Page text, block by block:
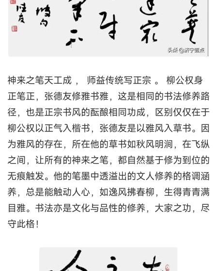
神来之笔天工成 ， 师益传统写正宗 。 柳公权身
正笔正，张德友修雅书雅，这是相同的书法修养路
径，也是正宗书风的酝酿相同功成，区别仅仅在于
柳公权以正气入楷书，张德友是以雅风入草书。因
为雅风的存在，所在他的草书如秋风明涧，在飞纵
之间，让所有的神来之笔，都自然基于修为到位的
无痕触发。他的笔墨中透溢出的文人修养的格调涵
养，总是能触动人心，如逸风拂春柳，生得青青满
目雅。书法亦是文化与品性的修养，大家之功，尽
守此格！